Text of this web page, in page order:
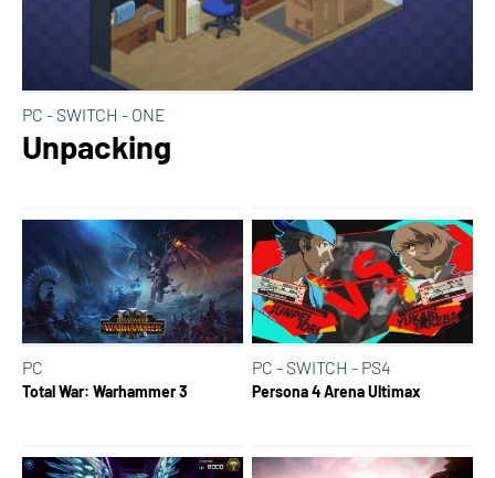
PC - SWITCH - ONE
Unpacking
PC
Total War: Warhammer 3
PC - SWITCH - PS4
Persona 4 Arena Ultimax